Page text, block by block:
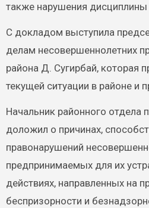
также нарушения
С докладом выступила
делам несовершеннолетних
района Д. Сугирбай, которая
текущей ситуации в районе и
Начальник районного отдела
доложил о причинах,
правонарушений
предпринимаемых для их
действиях, направленных на
беспризорности и